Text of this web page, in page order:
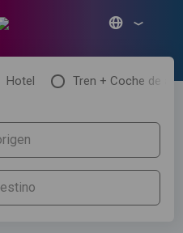
Hotel Tren + Coche de